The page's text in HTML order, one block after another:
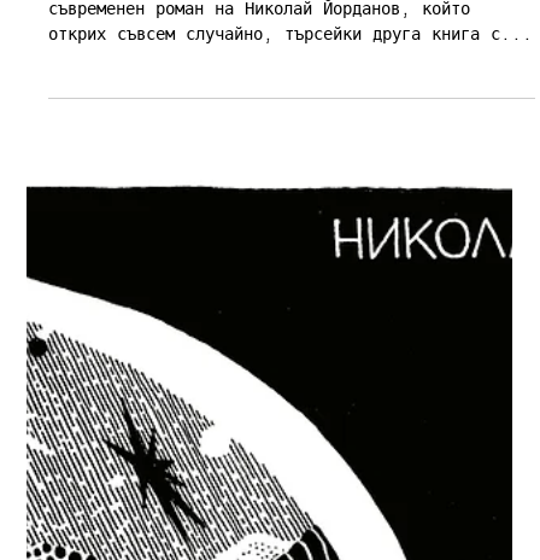
11.01.2021 г. време за четене: 2 мин.
Reviews
Какво четеш... "Не казвай на